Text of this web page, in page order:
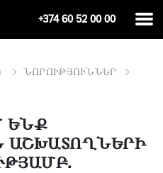
+374 60 52 00 00
ՆՈՐՈՒԹՅՈՒՆՆԵՐ
ԵՆՔ
ԱՇԽԱՏՈՂՆԵՐԻ